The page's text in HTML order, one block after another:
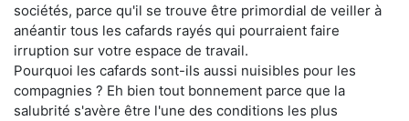
sociétés, parce qu'il se trouve être primordial de veiller à
anéantir tous les cafards rayés qui pourraient faire
irruption sur votre espace de travail.
Pourquoi les cafards sont-ils aussi nuisibles pour les
compagnies ? Eh bien tout bonnement parce que la
salubrité s'avère être l'une des conditions les plus